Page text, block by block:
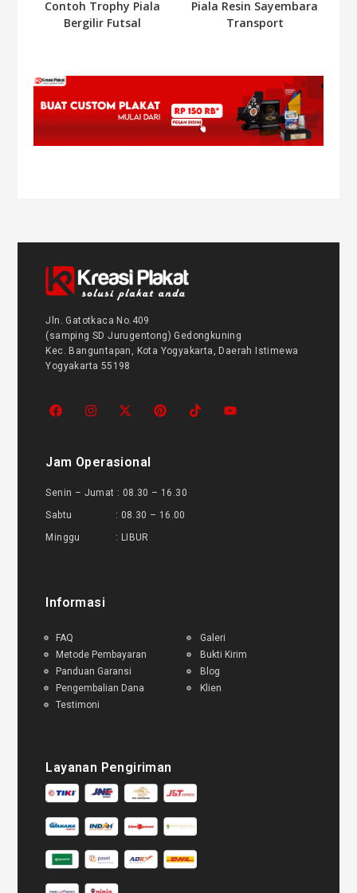
Contoh Trophy Piala
Bergilir Futsal
Piala Resin Sayembara
Transport
Jln. Gatotkaca No.409
(samping SD Jurugentong) Gedongkuning
Kec. Banguntapan, Kota Yogyakarta, Daerah Istimewa
Yogyakarta 55198
Jam Operasional
Senin – Jumat : 08.30 – 16.30
Sabtu : 08.30 – 16.00
Minggu : LIBUR
Informasi
FAQ
Metode Pembayaran
Panduan Garansi
Pengembalian Dana
Testimoni
Galeri
Bukti Kirim
Blog
Klien
Layanan Pengiriman